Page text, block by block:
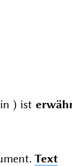
) ist
Text